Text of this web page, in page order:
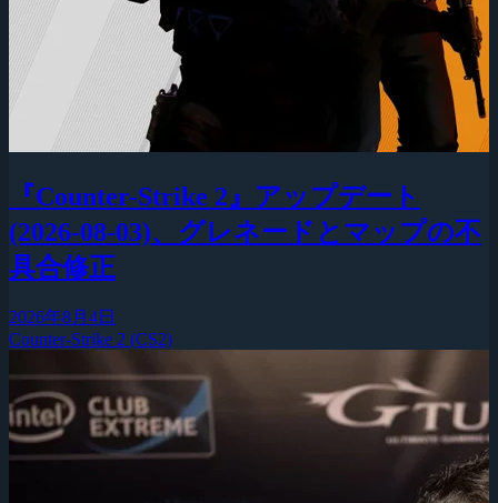
『Counter-Strike 2』アップデート
(2026-08-03)、グレネードとマップの不
具合修正
2026年8月4日
Counter-Strike 2 (CS2)